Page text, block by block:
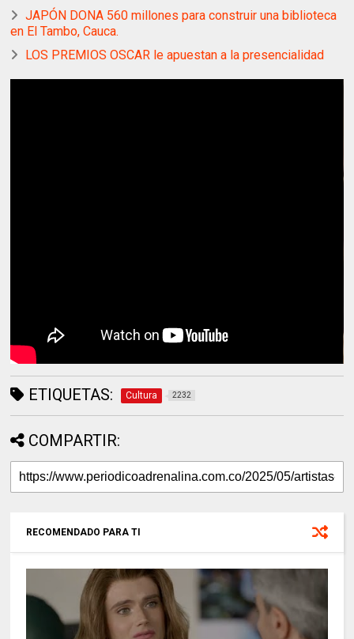
JAPÓN DONA 560 millones para construir una biblioteca
en El Tambo, Cauca.
LOS PREMIOS OSCAR le apuestan a la presencialidad
ETIQUETAS: Cultura 2232
COMPARTIR:
RECOMENDADO PARA TI